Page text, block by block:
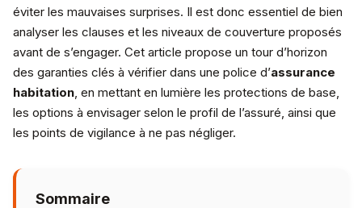
éviter les mauvaises surprises. Il est donc essentiel de bien
analyser les clauses et les niveaux de couverture proposés
avant de s’engager. Cet article propose un tour d’horizon
des garanties clés à vérifier dans une police d’assurance
habitation, en mettant en lumière les protections de base,
les options à envisager selon le profil de l’assuré, ainsi que
les points de vigilance à ne pas négliger.
Sommaire